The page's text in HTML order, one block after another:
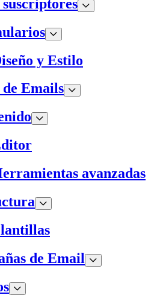
y Estilo
de Emails
avanzadas
de Email